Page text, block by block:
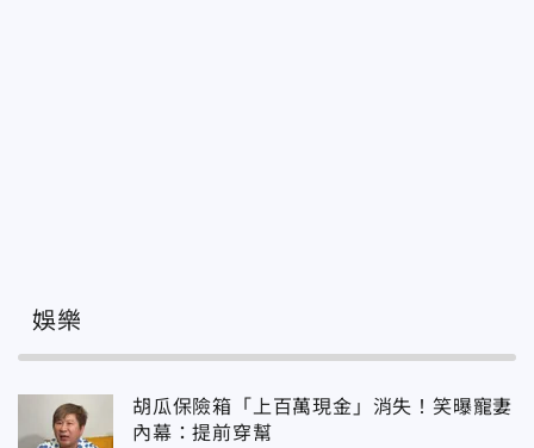
娛樂
胡瓜保險箱「上百萬現金」消失！笑曝寵妻
內幕：提前穿幫